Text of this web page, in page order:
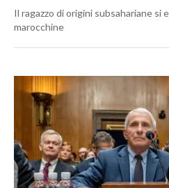
Il ragazzo di origini subsahariane si
marocchine